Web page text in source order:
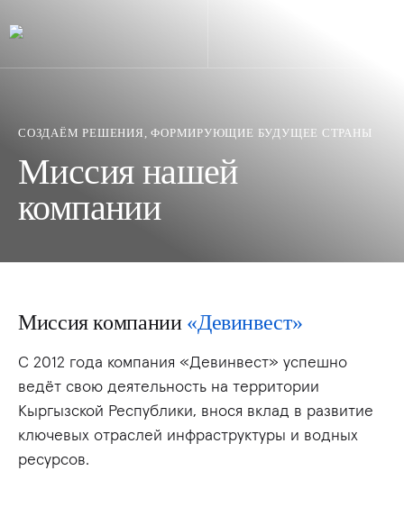
СОЗДАЁМ РЕШЕНИЯ, ФОРМИРУЮЩИЕ БУДУЩЕЕ СТРАНЫ
Миссия нашей
компании
Миссия компании «Девинвест»
С 2012 года компания «Девинвест» успешно
ведёт свою деятельность на территории
Кыргызской Республики, внося вклад в развитие
ключевых отраслей инфраструктуры и водных
ресурсов.